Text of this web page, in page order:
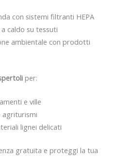
con sistemi filtranti HEPA
caldo su tessuti
ambientale con prodotti
per:
e ville
agriturismi
lignei delicati
gratuita e proteggi la tua